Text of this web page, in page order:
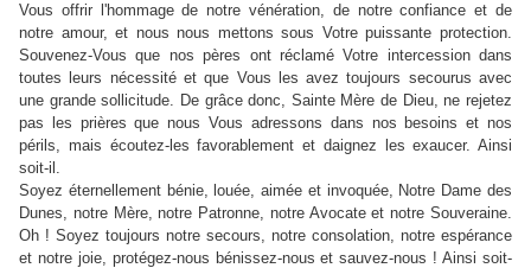
Vous offrir l'hommage de notre vénération, de notre confiance et de
notre amour, et nous nous mettons sous Votre puissante protection.
Souvenez-Vous que nos pères ont réclamé Votre intercession dans
toutes leurs nécessité et que Vous les avez toujours secourus avec
une grande sollicitude. De grâce donc, Sainte Mère de Dieu, ne rejetez
pas les prières que nous Vous adressons dans nos besoins et nos
périls, mais écoutez-les favorablement et daignez les exaucer. Ainsi
soit-il.
Soyez éternellement bénie, louée, aimée et invoquée, Notre Dame des
Dunes, notre Mère, notre Patronne, notre Avocate et notre Souveraine.
Oh ! Soyez toujours notre secours, notre consolation, notre espérance
et notre joie, protégez-nous bénissez-nous et sauvez-nous ! Ainsi soit-